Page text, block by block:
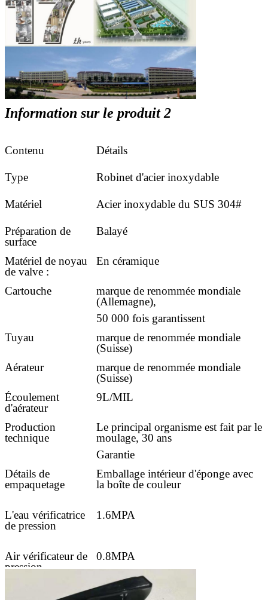
Information sur le produit 2
Contenu Détails
Type Robinet d'acier inoxydable
Matériel Acier inoxydable du SUS 304#
Préparation de
surface
Balayé
Matériel de noyau
de valve :
En céramique
Cartouche
marque de renommée mondiale
(Allemagne),
50 000 fois garantissent
Tuyau
marque de renommée mondiale
(Suisse)
Aérateur
marque de renommée mondiale
(Suisse)
Écoulement
d'aérateur
9L/MIL
Production
technique
Le principal organisme est fait par le
moulage, 30 ans
Garantie
Détails de
empaquetage
Emballage intérieur d'éponge avec
la boîte de couleur
L'eau vérificatrice
de pression
1.6MPA
Air vérificateur de
pression
0.8MPA